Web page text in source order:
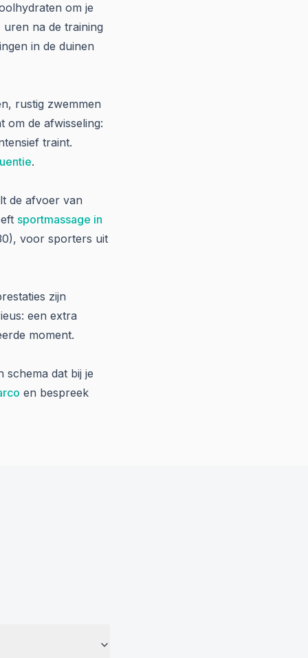
om je
na de training
in de duinen
rustig zwemmen
om de afwisseling:
traint.
.
de afvoer van
sportmassage in
voor sporters uit
zijn
een extra
moment.
schema dat bij je
en bespreek